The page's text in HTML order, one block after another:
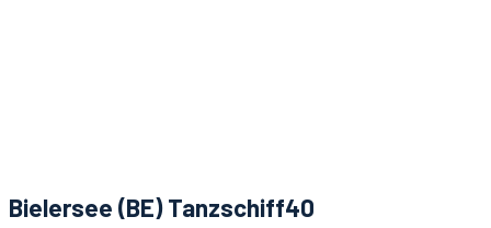
Bielersee (BE) Tanzschiff40